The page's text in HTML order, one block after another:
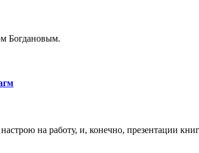
Богдановым.
на работу, и, конечно, презентации